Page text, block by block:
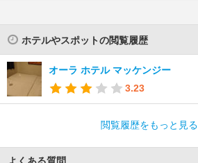
ホテルやスポットの閲覧履歴
オーラ ホテル マッケンジー
3.23
閲覧履歴をもっと見る